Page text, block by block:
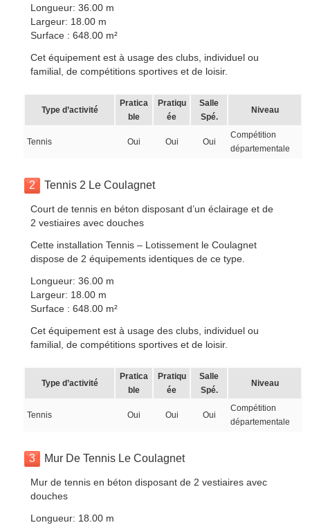
Longueur: 36.00 m
Largeur: 18.00 m
Surface : 648.00 m²
Cet équipement est à usage des clubs, individuel ou
familial, de compétitions sportives et de loisir.
Type d’activité
Pratica
ble
Pratiqu
ée
Salle
Spé.
Niveau
Tennis Oui Oui Oui
Compétition
départementale
2 Tennis 2 Le Coulagnet
Court de tennis en béton disposant d’un éclairage et de
2 vestiaires avec douches
Cette installation Tennis – Lotissement le Coulagnet
dispose de 2 équipements identiques de ce type.
Longueur: 36.00 m
Largeur: 18.00 m
Surface : 648.00 m²
Cet équipement est à usage des clubs, individuel ou
familial, de compétitions sportives et de loisir.
Type d’activité
Pratica
ble
Pratiqu
ée
Salle
Spé.
Niveau
Tennis Oui Oui Oui
Compétition
départementale
3 Mur De Tennis Le Coulagnet
Mur de tennis en béton disposant de 2 vestiaires avec
douches
Longueur: 18.00 m